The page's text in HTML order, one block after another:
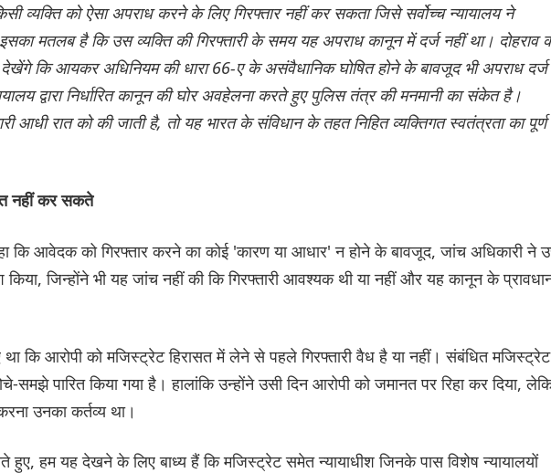
व्यक्ति को ऐसा अपराध करने के लिए गिरफ्तार नहीं कर सकता जिसे सर्वोच्च न्यायालय ने
मतलब है कि उस व्यक्ति की गिरफ्तारी के समय यह अपराध कानून में दर्ज नहीं था। दोहराव
कि आयकर अधिनियम की धारा 66-ए के असंवैधानिक घोषित होने के बावजूद भी अपराध दर्ज
द्वारा निर्धारित कानून की घोर अवहेलना करते हुए पुलिस तंत्र की मनमानी का संकेत है।
आधी रात को की जाती है, तो यह भारत के संविधान के तहत निहित व्यक्तिगत स्वतंत्रता का पूर्ण
नहीं कर सकते
कि आवेदक को गिरफ्तार करने का कोई 'कारण या आधार' न होने के बावजूद, जांच अधिकारी ने
जिन्होंने भी यह जांच नहीं की कि गिरफ्तारी आवश्यक थी या नहीं और यह कानून के
कि आरोपी को मजिस्ट्रेट हिरासत में लेने से पहले गिरफ्तारी वैध है या नहीं। संबंधित मजिस्ट्रेट
समझे पारित किया गया है। हालांकि उन्होंने उसी दिन आरोपी को जमानत पर रिहा कर दिया,
उनका कर्तव्य था।
हुए, हम यह देखने के लिए बाध्य हैं कि मजिस्ट्रेट समेत न्यायाधीश जिनके पास विशेष न्यायालयों